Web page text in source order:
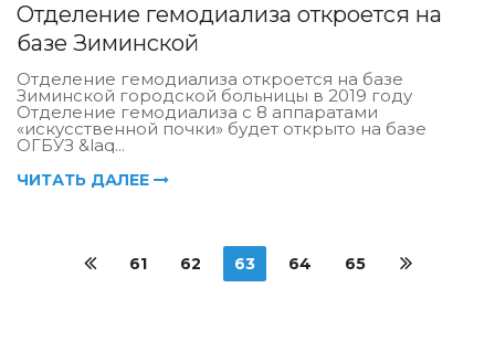
Отделение гемодиализа откроется на
базе Зиминской
Отделение гемодиализа откроется на базе
Зиминской городской больницы в 2019 году
Отделение гемодиализа с 8 аппаратами
«искусственной почки» будет открыто на базе
ОГБУЗ &laq...
ЧИТАТЬ ДАЛЕЕ
61 62 63 64 65